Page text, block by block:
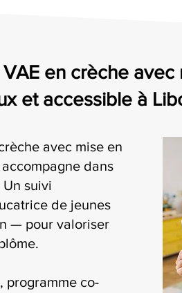
en crèche
et accessible à
avec mise en
dans
suivi
de jeunes
— pour valoriser
programme co-